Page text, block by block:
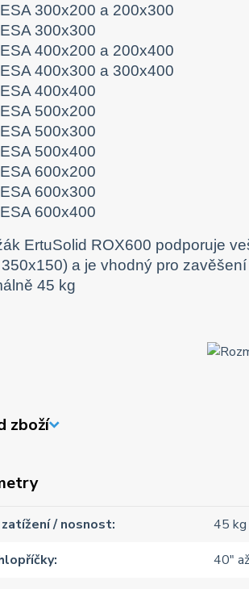
300x200 a 200x300
300x300
400x200 a 200x400
400x300 a 300x400
400x400
500x200
500x300
500x400
600x200
600x300
600x400
ErtuSolid ROX600 podporuje
a je vhodný pro
45 kg
zboží
zatížení / nosnost
45 kg
40"